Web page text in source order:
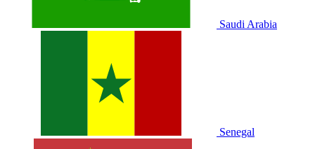
Saudi Arabia
Senegal